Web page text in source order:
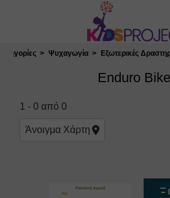
Κλείσιμο
Ψυχαγωγία Εξωτερικές
Enduro
1 -0 από0
Άνοιγμα Χάρτη